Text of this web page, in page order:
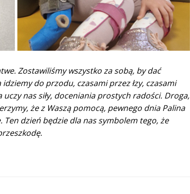
Zostawiliśmy wszystko za sobą, by dać
do przodu, czasami przez łzy, czasami
nas siły, doceniania prostych radości. Droga,
że z Waszą pomocą, pewnego dnia Palina
dzień będzie dla nas symbolem tego, że
.